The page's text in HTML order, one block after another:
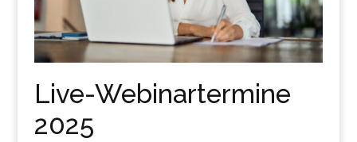
Live-Webinartermine
2025